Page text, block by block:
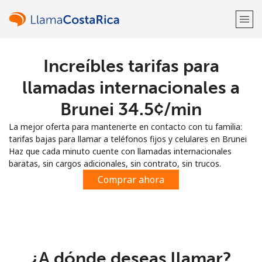
¡Bienvenido!
Regístrate con
Increíbles tarifas para
llamadas internacionales a
Brunei ⁦34.5¢⁩/min
La mejor oferta para mantenerte en contacto con tu familia:
tarifas bajas para llamar a teléfonos fijos y celulares en Brunei
Haz que cada minuto cuente con llamadas internacionales
baratas, sin cargos adicionales, sin contrato, sin trucos.
Comprar ahora